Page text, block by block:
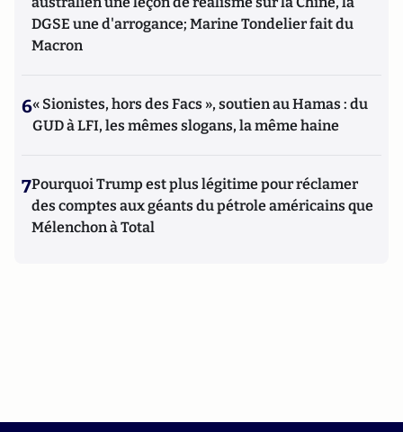
DGSE une d'arrogance; Marine Tondelier fait du
Macron
6« Sionistes, hors des Facs », soutien au Hamas : du
GUD à LFI, les mêmes slogans, la même haine
7Pourquoi Trump est plus légitime pour réclamer
des comptes aux géants du pétrole américains que
Mélenchon à Total